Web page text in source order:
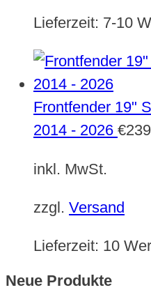
Lieferzeit: 7-10
Frontfender 19"
2014 - 2026 €
inkl. MwSt.
zzgl. Versand
Lieferzeit: 10
Neue Produkte